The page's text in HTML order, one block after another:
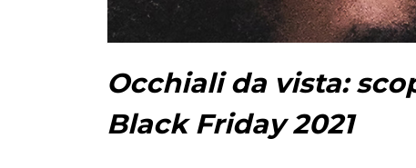
Occhiali da vista:
Black Friday 2021